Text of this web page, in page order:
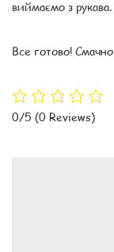
виймаємо з рукава.
Все готово!
0/5 (0 Reviews)